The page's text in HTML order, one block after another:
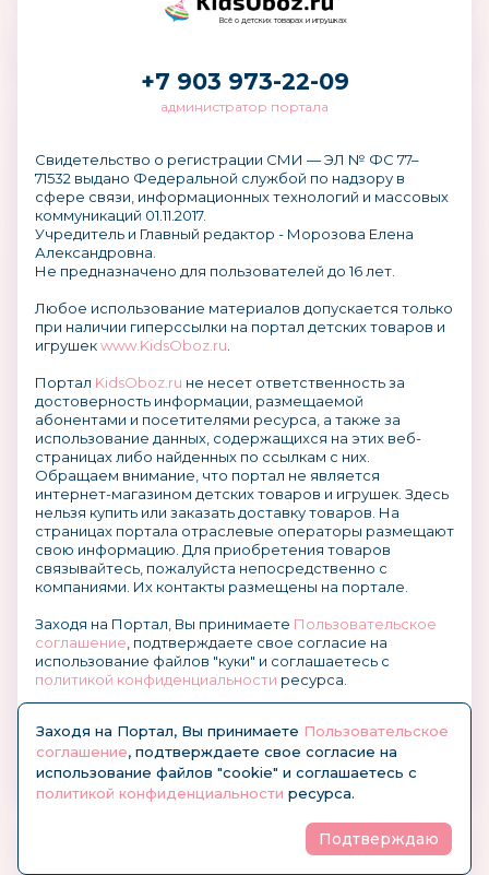
Всё о детских товарах и игрушках
+7 903 973-22-09
администратор портала
Свидетельство о регистрации СМИ — ЭЛ № ФС 77–
71532 выдано Федеральной службой по надзору в
сфере связи, информационных технологий и массовых
коммуникаций 01.11.2017.
Учредитель и Главный редактор - Морозова Елена
Александровна.
Не предназначено для пользователей до 16 лет.
Любое использование материалов допускается только
при наличии гиперссылки на портал детских товаров и
игрушекwww.KidsOboz.ru
Портал KidsOboz.ru не несет ответственность за
достоверность информации, размещаемой
абонентами и посетителями ресурса, а также за
использование данных, содержащихся на этих веб-
страницах либо найденных по ссылкам с них.
Обращаем внимание, что портал не является
интернет-магазином детских товаров и игрушек. Здесь
нельзя купить или заказать доставку товаров. На
страницах портала отраслевые операторы размещают
свою информацию. Для приобретения товаров
связывайтесь, пожалуйста непосредственно с
компаниями. Их контакты размещены на портале.
Заходя на Портал, Вы принимаете Пользовательское
соглашение , подтверждаете свое согласие на
использование файлов "куки" и соглашаетесь с
политикой конфиденциальности ресурса.
© KidsOboz.RU 2004-2026
Заходя на Портал, Вы принимаете Пользовательское
соглашение, подтверждаете свое согласие на
использование файлов "cookie" и соглашаетесь с
политикой конфиденциальности ресурса.
Подтверждаю